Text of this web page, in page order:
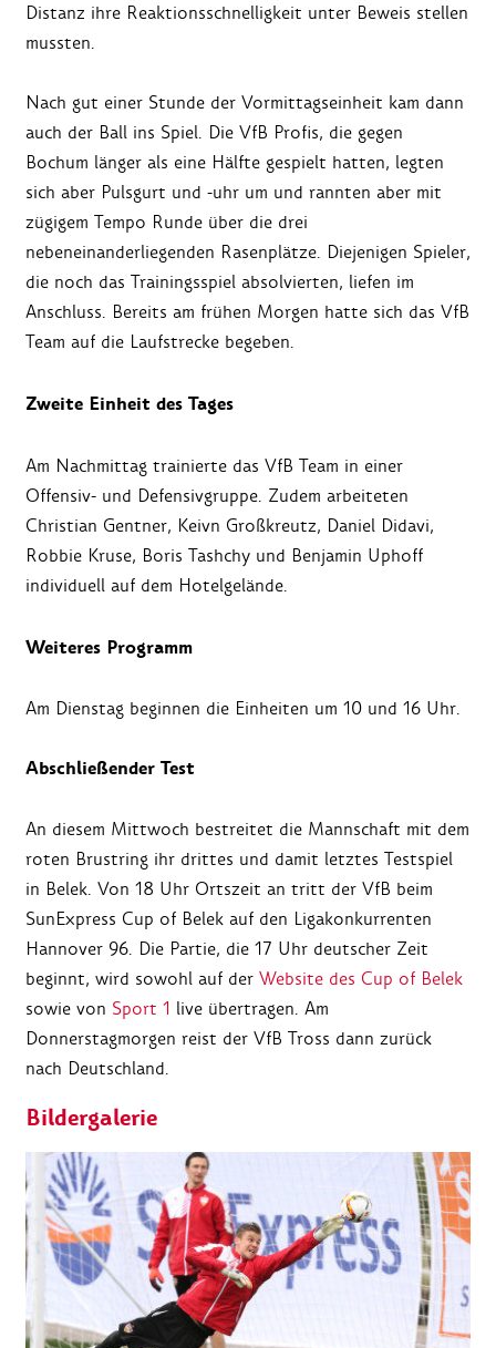
Distanz ihre Reaktionsschnelligkeit unter Beweis stellen
mussten.
Nach gut einer Stunde der Vormittagseinheit kam dann
auch der Ball ins Spiel. Die VfB Profis, die gegen
Bochum länger als eine Hälfte gespielt hatten, legten
sich aber Pulsgurt und -uhr um und rannten aber mit
zügigem Tempo Runde über die drei
nebeneinanderliegenden Rasenplätze. Diejenigen Spieler,
die noch das Trainingsspiel absolvierten, liefen im
Anschluss. Bereits am frühen Morgen hatte sich das VfB
Team auf die Laufstrecke begeben.
Zweite Einheit des Tages
Am Nachmittag trainierte das VfB Team in einer
Offensiv- und Defensivgruppe. Zudem arbeiteten
Christian Gentner, Keivn Großkreutz, Daniel Didavi,
Robbie Kruse, Boris Tashchy und Benjamin Uphoff
individuell auf dem Hotelgelände.
Weiteres Programm
Am Dienstag beginnen die Einheiten um 10 und 16 Uhr.
Abschließender Test
An diesem Mittwoch bestreitet die Mannschaft mit dem
roten Brustring ihr drittes und damit letztes Testspiel
in Belek. Von 18 Uhr Ortszeit an tritt der VfB beim
SunExpress Cup of Belek auf den Ligakonkurrenten
Hannover 96. Die Partie, die 17 Uhr deutscher Zeit
beginnt, wird sowohl auf der Website des Cup of Belek
sowie von Sport 1 live übertragen. Am
Donnerstagmorgen reist der VfB Tross dann zurück
nach Deutschland.
Bildergalerie